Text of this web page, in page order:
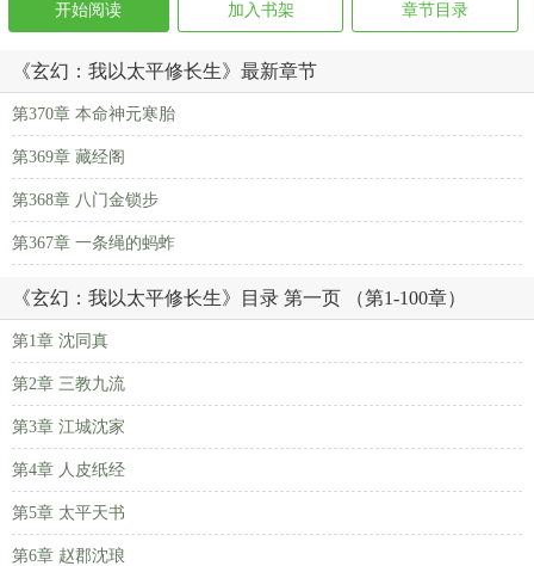
开始阅读 加入书架 章节目录
《玄幻：我以太平修长生》最新章节
第370章 本命神元寒胎
第369章 藏经阁
第368章 八门金锁步
第367章 一条绳的蚂蚱
《玄幻：我以太平修长生》目录 第一页 （第1-100章）
第1章 沈同真
第2章 三教九流
第3章 江城沈家
第4章 人皮纸经
第5章 太平天书
第6章 赵郡沈琅